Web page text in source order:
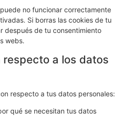
no funcionar correctamente
Si borras las cookies de tu
después de tu consentimiento
webs.
respecto a los datos
respecto a tus datos personales:
qué se necesitan tus datos